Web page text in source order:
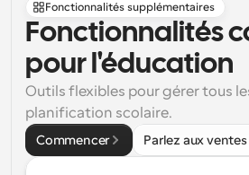
Fonctionnalités supplémentaires
Fonctionnalités
pour l'éducation
Outils flexibles pour gérer tous
planification scolaire.
Commencer Parlez aux ventes